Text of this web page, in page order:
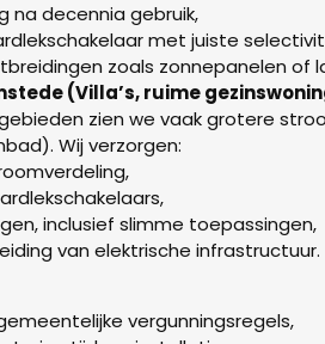
na decennia gebruik,
met juiste
zoals zonnepanelen of
(Villa’s, ruime
zien we vaak grotere
Wij verzorgen:
inclusief slimme toepassingen,
van elektrische infrastructuur.
vergunningsregels,